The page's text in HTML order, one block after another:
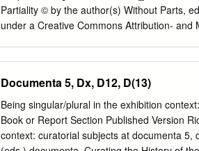
freundliche Einladung bedanken:
Gesellschaft für Kunst und Geschichte, an
Partiality © by the author(s) Without Parts,
under a Creative Commons Attribution-
noted otherwise, the documents are made
ShareAlike 4.o International License, which
material, provided you give appropriate
same license. See http://
you should indicate all the information
Documenta 5, Dx, D12, D(13)
Being singular/plural in the exhibition
Book or Report Section Published Version
context: curatorial subjects at documenta 5,